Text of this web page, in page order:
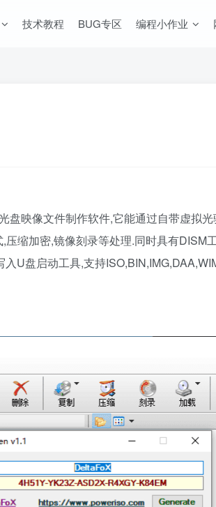
技术教程 BUG专区 编程小作业
盘映像文件制作软件,它能通过自带虚拟
缩加密,镜像刻录等处理.同时具有DISM
U盘启动工具,支持